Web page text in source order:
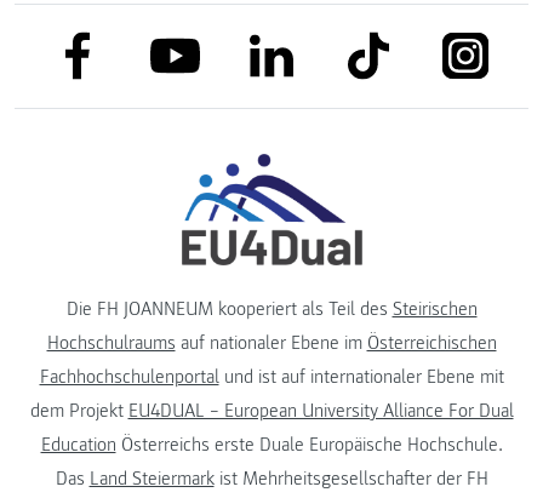
link to facebooklink to youtubelink to linkedinlink to tiktok
Die FH JOANNEUM kooperiert als Teil des Steirischen
Hochschulraums auf nationaler Ebene im Österreichischen
Fachhochschulenportalund ist auf internationaler Ebene mit
dem Projekt EU4DUAL – European University Alliance For Dual
Education Österreichs erste Duale Europäische Hochschule.
Das Land Steiermarkist Mehrheitsgesellschafter der FH